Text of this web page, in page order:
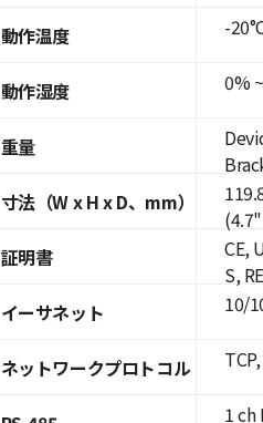
動作温度
動作湿度
重量
寸法（W x H x D、mm）
証明書
イーサネット
ネットワークプロトコル
-
0%
CE,
S,
10/
1 ch